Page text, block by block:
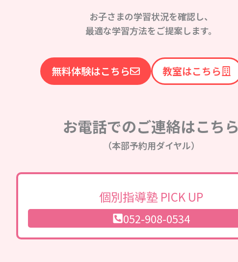
お子さまの学習状況を確認し、
最適な学習方法をご提案します。
無料体験はこちら 教室はこちら
お電話でのご連絡はこちら
（本部予約用ダイヤル）
個別指導塾 PICK UP
052-908-0534